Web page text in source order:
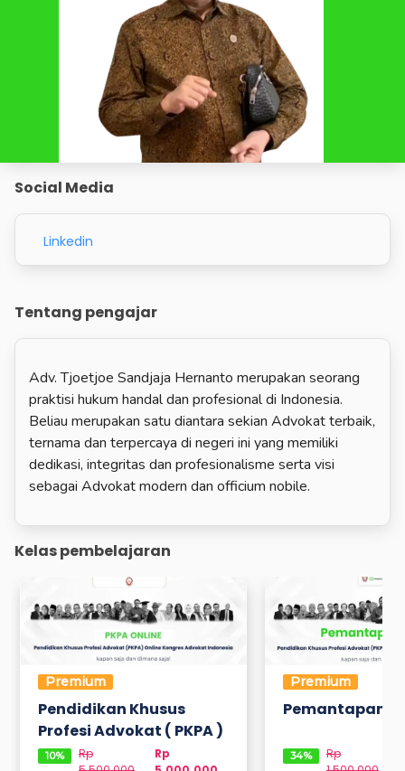
Social Media
Linkedin
Tentang pengajar
Adv. Tjoetjoe Sandjaja Hernanto merupakan seorang
praktisi hukum handal dan profesional di Indonesia.
Beliau merupakan satu diantara sekian Advokat terbaik,
ternama dan terpercaya di negeri ini yang memiliki
dedikasi, integritas dan profesionalisme serta visi
sebagai Advokat modern dan officium nobile.
Kelas pembelajaran
Premium
Pendidikan Khusus
Profesi Advokat ( PKPA )
10%
Rp
Rp
Premium
Pemantapan
34%
Rp